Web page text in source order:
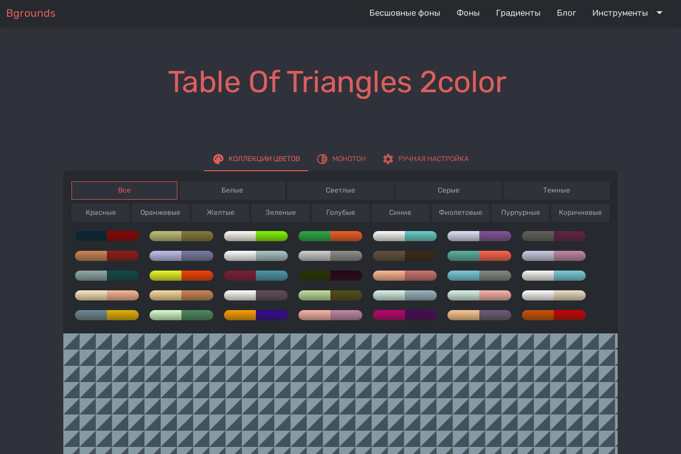
Bgrounds Бесшовные фоны Фоны Градиенты Блог Инструменты arrow_drop_down
Table Of Triangles 2color
palette КОЛЛЕКЦИИ ЦВЕТОВ tonality МОНОТОН settings РУЧНАЯ НАСТРОЙКА
Все Белые Светлые Серые Темные
Красные Оранжевые Желтые Зеленые Голубые Синие Фиолетовые Пурпурные Коричневые